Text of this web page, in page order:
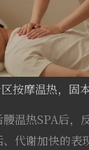
按摩温热，固
温热SPA后，
代谢加快的表